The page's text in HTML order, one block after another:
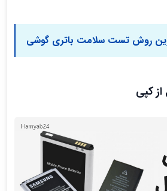
روش تست سلامت باتری گوشی
کپی